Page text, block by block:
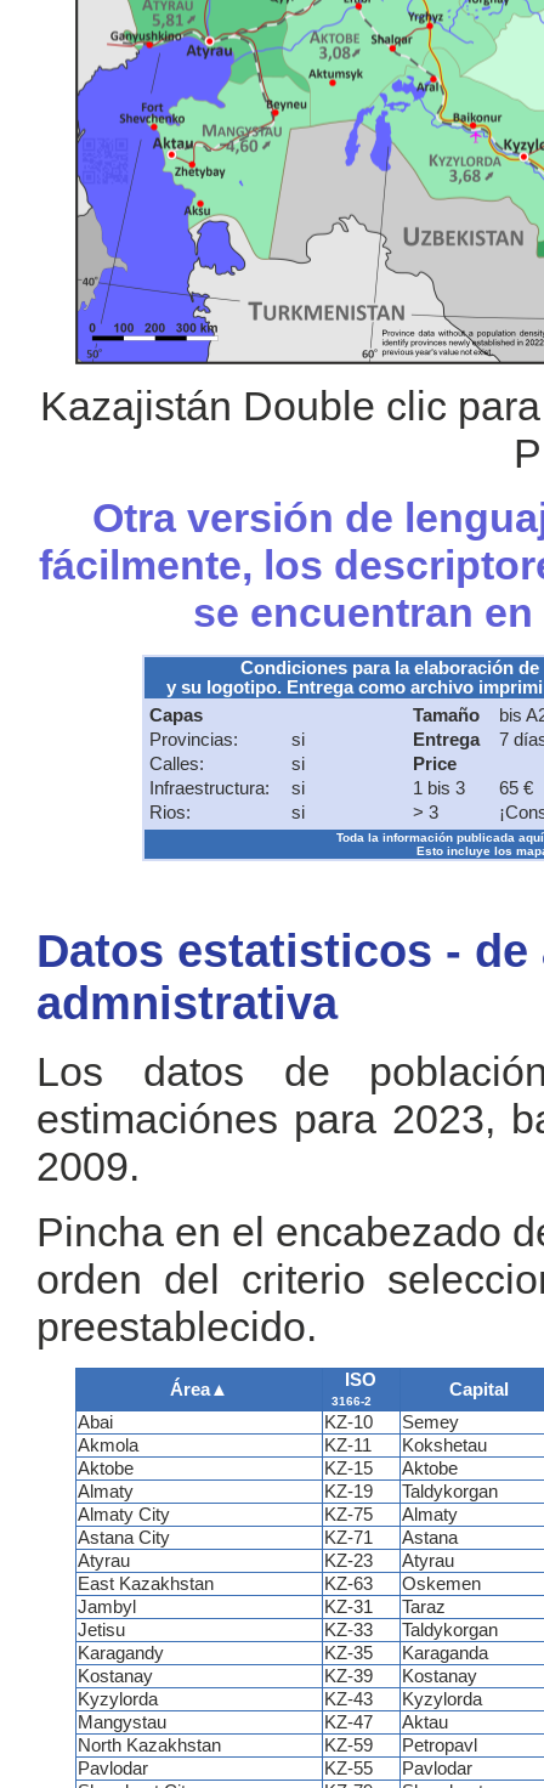
Kazajistán Double clic
Otra versión de
fácilmente, los
se encuentran
Condiciones para la elaboración
y su logotipo. Entrega como archivo
Capas
Provincias:
si
Calles:
si
Infraestructura:
si
Rios:
si
Tamaño
bis
Entrega
7
Price
1 bis 3
65 €
> 3
Toda la información publicada
Esto incluye los
Datos estatisticos -
admnistrativa
Los datos de
estimaciónes para 2023,
2009.
Pincha en el encabezado
orden del criterio
preestablecido.
Área▲ ISO
3166-2
Capital
Abai
KZ-10
Semey
Akmola
KZ-11
Kokshetau
Aktobe
KZ-15
Aktobe
Almaty
KZ-19
Taldykorgan
Almaty City
KZ-75
Almaty
Astana City
KZ-71
Astana
Atyrau
KZ-23
Atyrau
East Kazakhstan
KZ-63
Oskemen
Jambyl
KZ-31
Taraz
Jetisu
KZ-33
Taldykorgan
Karagandy
KZ-35
Karaganda
Kostanay
KZ-39
Kostanay
Kyzylorda
KZ-43
Kyzylorda
Mangystau
KZ-47
Aktau
North Kazakhstan
KZ-59
Petropavl
Pavlodar
KZ-55
Pavlodar